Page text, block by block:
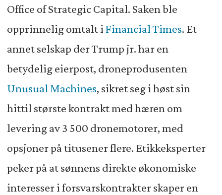
Office of Strategic Capital. Saken ble
opprinnelig omtalt i Financial Times. Et
annet selskap der Trump jr. har en
betydelig eierpost, droneprodusenten
Unusual Machines, sikret seg i høst sin
hittil største kontrakt med hæren om
levering av 3 500 dronemotorer, med
opsjoner på titusener flere. Etikkeksperter
peker på at sønnens direkte økonomiske
interesser i forsvarskontrakter skaper en